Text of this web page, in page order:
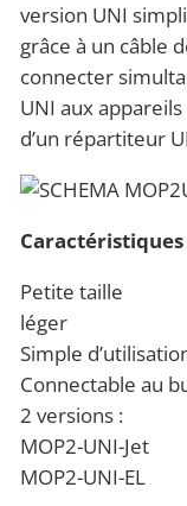
version UNI
grâce à un câble
connecter
UNI aux
d’un répartiteur
Petite taille
léger
Simple
Connectable au
2 versions :
MOP2-UNI-Jet
MOP2-UNI-EL